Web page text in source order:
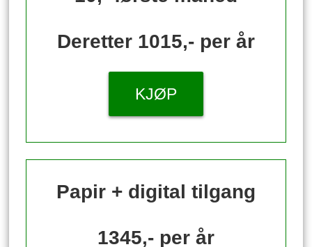
Deretter 1015,- per år
KJØP
Papir + digital tilgang
1345,- per år